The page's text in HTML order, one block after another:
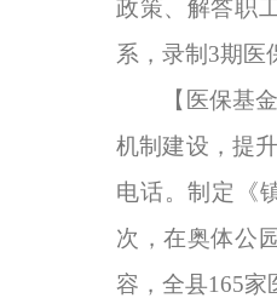
政策、解答职
系，录制3期医
【医保基
机制建设，提
电话。制定《
次，在奥体公
容，全县165家